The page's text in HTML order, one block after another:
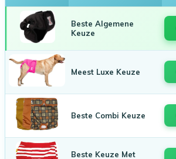
Beste Algemene
Keuze
Meest Luxe Keuze
Beste Combi Keuze
Beste Keuze Met